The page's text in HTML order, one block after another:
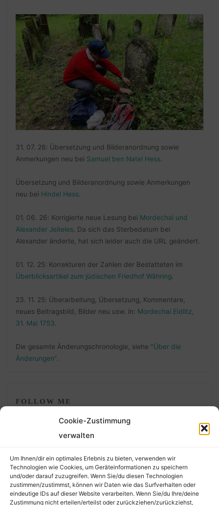
Cookie-Zustimmung
verwalten
Um Ihnen/dir ein optimales Erlebnis zu bieten, verwenden wir
Technologien wie Cookies, um Geräteinformationen zu speichern
und/oder darauf zuzugreifen. Wenn Sie/du diesen Technologien
zustimmen/zustimmst, können wir Daten wie das Surfverhalten oder
eindeutige IDs auf dieser Website verarbeiten. Wenn Sie/du Ihre/deine
Zustimmung nicht erteilen/erteilst oder zurückziehen/zurückziehst,
31. 07. 26: Übersetzung und Bilderanordnung sowie
Anmerkungen neu bei Samuel ben Natel Hess
Übersetzung und Bilderanordnung sowie Anmerkungen
neu bei Hindel Hess
01. 06. 26: Korrigierte neue Lesung bei Mordechai und
Alexander Jeiteles . Da sich das Sterbedatum bei
Alexander änderte, hat sich leider auch die URL geändert.
01. 12. 25: Korrekturen der Zahlen der Bestatteten im
Überblicksartikel zum jüdischen Friedhof Währing
23. 11. 25: Überarbeitung, Übersetzung, Kommentare,
neues Beitragsbild, Bilder neu usw. in: Mordechai Eidlitz,
31. Mai 1753
Die gesamte Änderungschronologie, siehe "Über die
Änderungen".
FOLLOW ME
©2026 Der Transkribierer